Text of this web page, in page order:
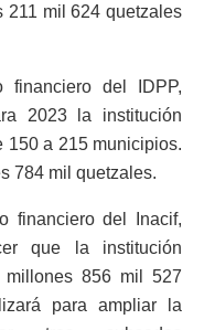
211 mil 624 quetzales
financiero del IDPP,
2023 la institución
150 a 215 municipios.
784 mil quetzales.
financiero del Inacif,
que la institución
856 mil 527
para ampliar la